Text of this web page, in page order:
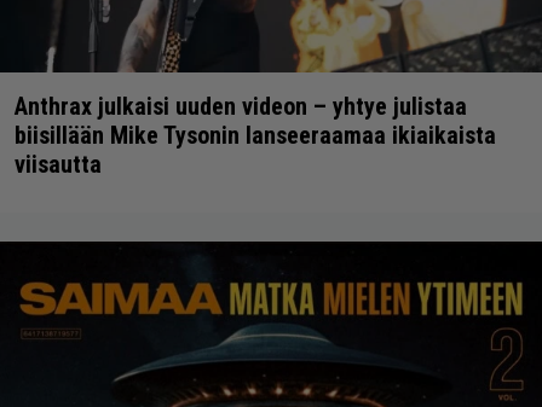
Anthrax julkaisi uuden videon – yhtye julistaa
biisillään Mike Tysonin lanseeraamaa ikiaikaista
viisautta